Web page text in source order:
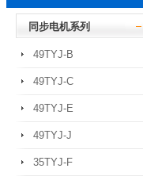
同步电机系列
49TYJ-B
49TYJ-C
49TYJ-E
49TYJ-J
35TYJ-F